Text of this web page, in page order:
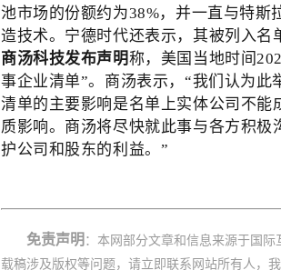
池市场的份额约为38%，并一直与特斯
造技术。宁德时代还表示，其被列入名
商汤科技发布声明称，美国当地时间
事企业清单”。商汤表示，“我们认为
清单的主要影响是名单上实体公司不
质影响。商汤将尽快就此事与各方积
护公司和股东的利益。”
免责声明 ：本网部分文章和信息来源于国
载稿涉及版权等问题，请立即联系网站所有人，